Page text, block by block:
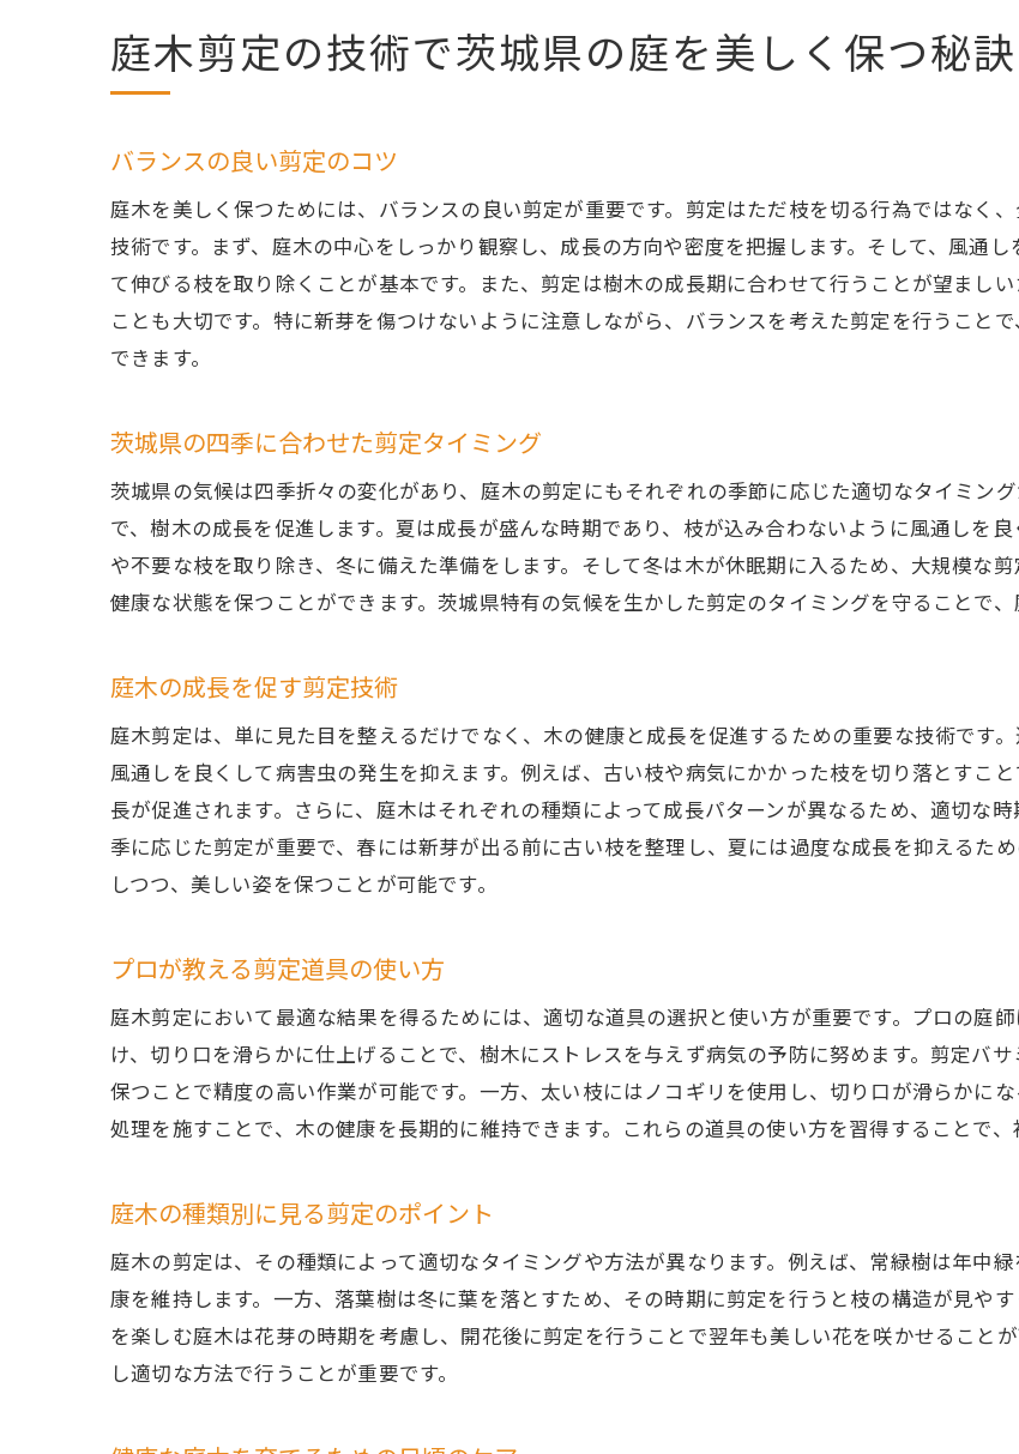
庭木を健康に保つための剪定時期
庭木剪定で庭全体の美しさを引き出す茨城県の気候に
庭木全体のバランスを保つ剪定方法
茨城県の気候に合った庭木の育て方
気候に左右されない庭木の健康維持法
庭木剪定の技術で茨城県の庭を美しく保つ秘訣
バランスの良い剪定のコツ
庭木を美しく保つためには、バランスの良い剪定が重要です。剪定はただ枝を切る行為ではなく
技術です。まず、庭木の中心をしっかり観察し、成長の方向や密度を把握します。そして、風通
て伸びる枝を取り除くことが基本です。また、剪定は樹木の成長期に合わせて行うことが望まし
ことも大切です。特に新芽を傷つけないように注意しながら、バランスを考えた剪定を行うこと
できます。
茨城県の四季に合わせた剪定タイミング
茨城県の気候は四季折々の変化があり、庭木の剪定にもそれぞれの季節に応じた適切なタイミン
で、樹木の成長を促進します。夏は成長が盛んな時期であり、枝が込み合わないように風通しを
や不要な枝を取り除き、冬に備えた準備をします。そして冬は木が休眠期に入るため、大規模な
健康な状態を保つことができます。茨城県特有の気候を生かした剪定のタイミングを守ることで
庭木の成長を促す剪定技術
庭木剪定は、単に見た目を整えるだけでなく、木の健康と成長を促進するための重要な技術です
風通しを良くして病害虫の発生を抑えます。例えば、古い枝や病気にかかった枝を切り落とすこ
長が促進されます。さらに、庭木はそれぞれの種類によって成長パターンが異なるため、適切な
季に応じた剪定が重要で、春には新芽が出る前に古い枝を整理し、夏には過度な成長を抑えるた
しつつ、美しい姿を保つことが可能です。
プロが教える剪定道具の使い方
庭木剪定において最適な結果を得るためには、適切な道具の選択と使い方が重要です。プロの庭
け、切り口を滑らかに仕上げることで、樹木にストレスを与えず病気の予防に努めます。剪定バ
保つことで精度の高い作業が可能です。一方、太い枝にはノコギリを使用し、切り口が滑らかに
処理を施すことで、木の健康を長期的に維持できます。これらの道具の使い方を習得することで、
庭木の種類別に見る剪定のポイント
庭木の剪定は、その種類によって適切なタイミングや方法が異なります。例えば、常緑樹は年中
康を維持します。一方、落葉樹は冬に葉を落とすため、その時期に剪定を行うと枝の構造が見や
を楽しむ庭木は花芽の時期を考慮し、開花後に剪定を行うことで翌年も美しい花を咲かせること
し適切な方法で行うことが重要です。